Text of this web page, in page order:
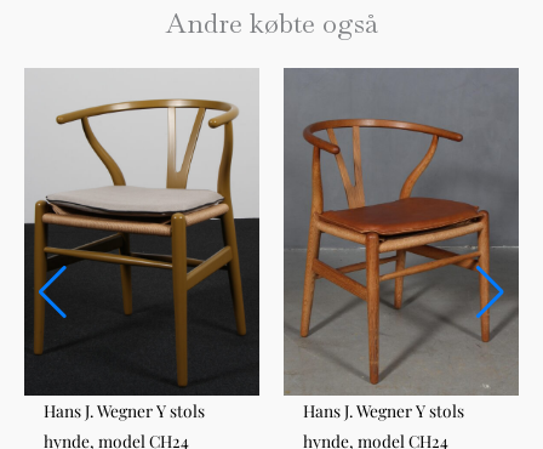
Andre købte også
Hans J. Wegner Y stols
hynde, model CH24
Hans J. Wegner Y stols
hynde, model CH24